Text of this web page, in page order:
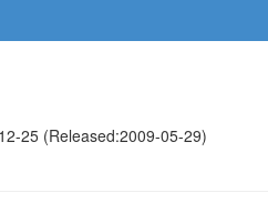
25 (Released:2009-05-29)